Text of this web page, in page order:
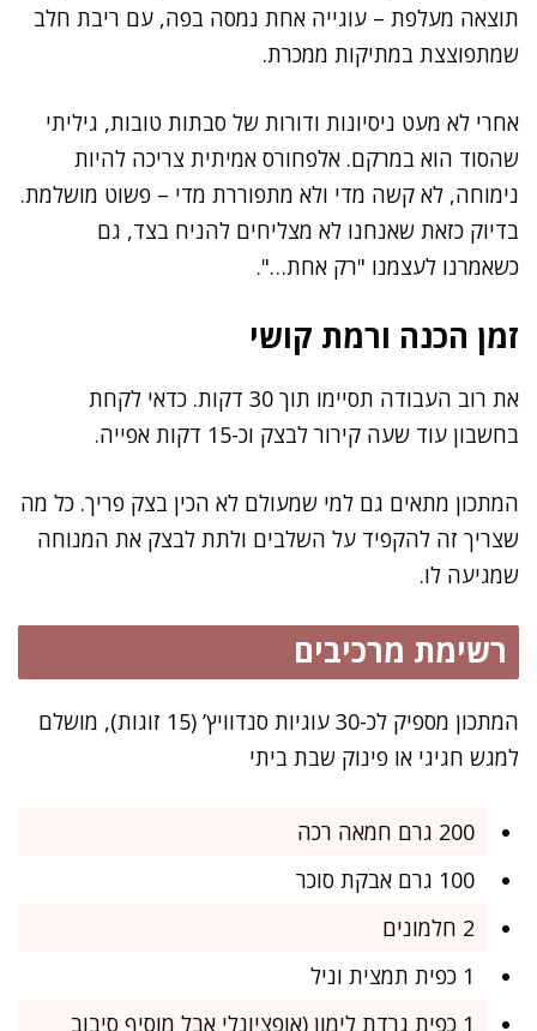
תוצאה מעלפת – עוגייה אחת נמסה בפה, עם ריבת חלב
שמתפוצצת במתיקות ממכרת.
אחרי לא מעט ניסיונות ודורות של סבתות טובות, גיליתי
שהסוד הוא במרקם. אלפחורס אמיתית צריכה להיות
נימוחה, לא קשה מדי ולא מתפוררת מדי – פשוט מושלמת.
בדיוק כזאת שאנחנו לא מצליחים להניח בצד, גם
כשאמרנו לעצמנו "רק אחת…".
זמן הכנה ורמת קושי
את רוב העבודה תסיימו תוך 30 דקות. כדאי לקחת
בחשבון עוד שעה קירור לבצק וכ-15 דקות אפייה.
המתכון מתאים גם למי שמעולם לא הכין בצק פריך. כל מה
שצריך זה להקפיד על השלבים ולתת לבצק את המנוחה
שמגיעה לו.
רשימת מרכיבים
המתכון מספיק לכ-30 עוגיות סנדוויץ’ (15 זוגות), מושלם
למגש חגיגי או פינוק שבת ביתי
200 גרם חמאה רכה
100 גרם אבקת סוכר
2 חלמונים
1 כפית תמצית וניל
1 כפית גרדת לימון (אופציונלי אבל מוסיף סיבוב